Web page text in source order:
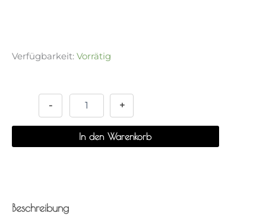
Verfügbarkeit: Vorrätig
-
December
Menge
+
In den Warenkorb
Beschreibung